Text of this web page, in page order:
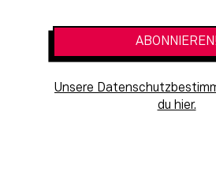
Unsere
du hier.